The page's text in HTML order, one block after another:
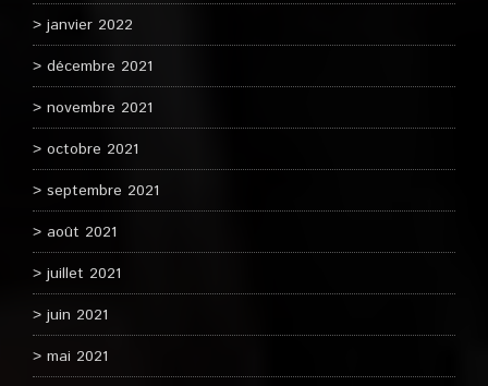
janvier 2022
décembre 2021
novembre 2021
octobre 2021
septembre 2021
août 2021
juillet 2021
juin 2021
mai 2021